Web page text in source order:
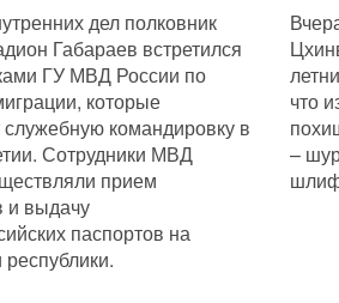
дел полковник
Габараев встретился
ГУ МВД России по
которые
командировку в
Сотрудники МВД
прием
и выдачу
паспортов на
что
–